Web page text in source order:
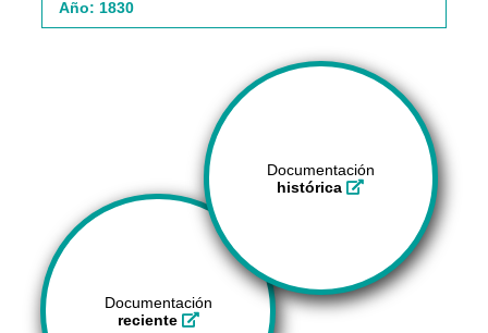
Año: 1830
Documentación
histórica
Documentación
reciente